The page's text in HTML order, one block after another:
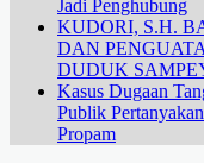
Jadi Penghubung
KUDORI, S.H.
DAN
DUDUK
Kasus Dugaan
Publik
Propam